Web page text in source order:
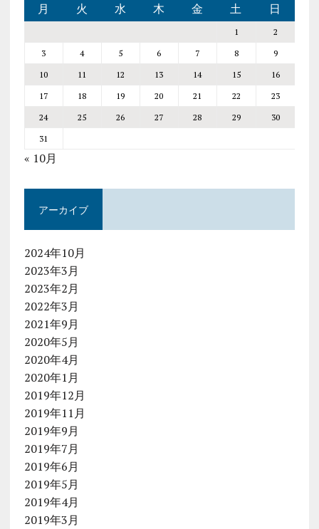
月
火 水 木 金 土 日
1
2
3
4 5 6 7 8
9
10
11 12 13 14 15
16
17
18 19 20 21 22
23
24
25 26 27 28 29
30
31
« 10月
アーカイブ
2024年10月
2023年3月
2023年2月
2022年3月
2021年9月
2020年5月
2020年4月
2020年1月
2019年12月
2019年11月
2019年9月
2019年7月
2019年6月
2019年5月
2019年4月
2019年3月